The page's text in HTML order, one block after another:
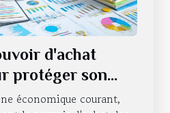
d'achat
protéger son
période
économique courant,